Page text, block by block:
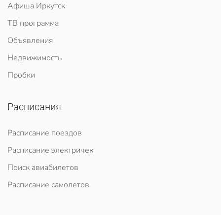
Афиша Иркутск
ТВ программа
Объявления
Недвижимость
Пробки
Расписания
Расписание поездов
Расписание электричек
Поиск авиабилетов
Расписание самолетов